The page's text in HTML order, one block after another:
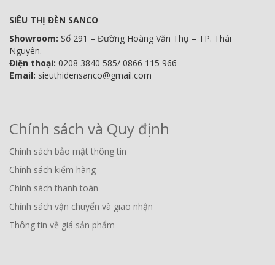
SIÊU THỊ ĐÈN SANCO
Showroom: Số 291 – Đường Hoàng Văn Thụ – TP. Thái
Nguyên.
Điện thoại: 0208 3840 585/ 0866 115 966
Email: sieuthidensanco@gmail.com
Chính sách và Quy định
Chính sách bảo mật thông tin
Chính sách kiểm hàng
Chính sách thanh toán
Chính sách vận chuyển và giao nhận
Thông tin về giá sản phẩm